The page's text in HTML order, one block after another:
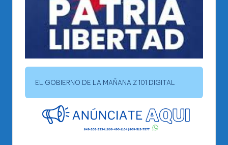
EL GOBIERNO DE LA MAÑANA Z 101 DIGITAL